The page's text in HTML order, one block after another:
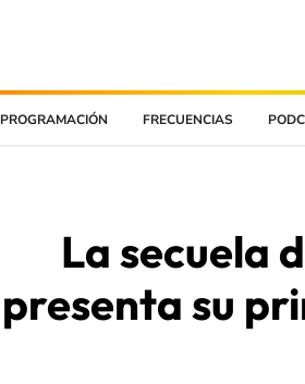
PROGRAMACIÓN FRECUENCIAS
La secuela
presenta su